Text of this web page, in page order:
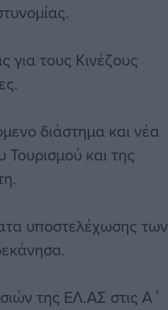
για τους Κινέζους
διάστημα και νέα
και της
υποστελέχωσης των
της ΕΛ.ΑΣ στις Α΄